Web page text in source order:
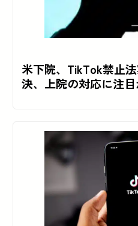
米下院、TikTok禁止
決、上院の対応に注